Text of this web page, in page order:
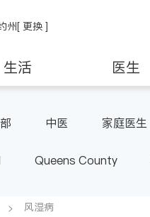
州[ 更换 ]
生活 医生
中医 家庭医生
科
医生-其它
Queens County
风湿病